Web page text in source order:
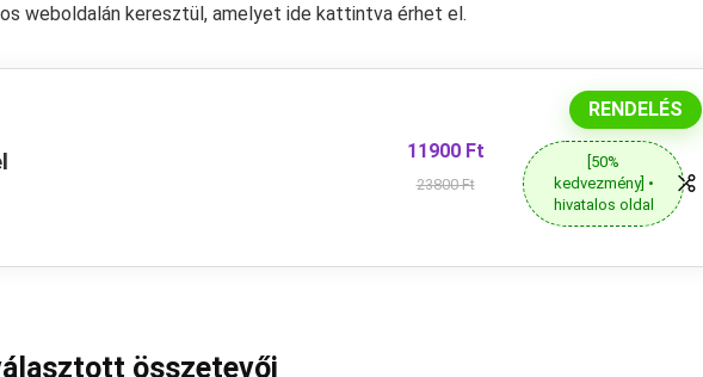
weboldalán keresztül, amelyet ide kattintva érhet el.
11900 Ft
23800 Ft
RENDELÉS
[50%
kedvezmény] •
hivatalos oldal
összetevői